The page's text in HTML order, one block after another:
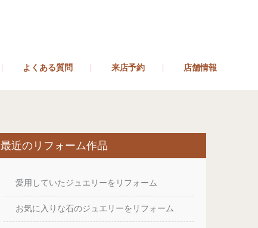
よくある質問 来店予約 店舗情報
最近のリフォーム作品
愛用していたジュエリーをリフォーム
お気に入りな石のジュエリーをリフォーム